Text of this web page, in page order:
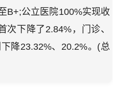
B+;公立医院100%实现收
次下降了2.84%，门诊、
降23.32%、20.2%。(总